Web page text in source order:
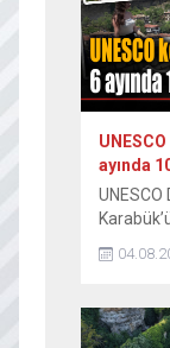
hız
Miras...
ayında
yüzde 7,1
Osmanlı
cami,